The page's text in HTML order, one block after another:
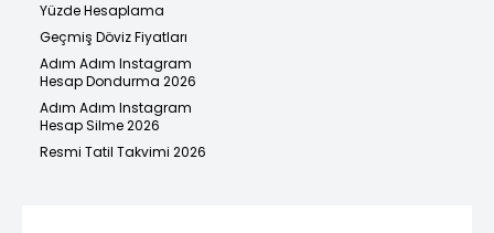
Yüzde Hesaplama
Geçmiş Döviz Fiyatları
Adım Adım Instagram
Hesap Dondurma 2026
Adım Adım Instagram
Hesap Silme 2026
Resmi Tatil Takvimi 2026